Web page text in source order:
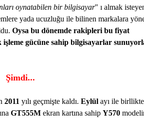
oynatabilen bir bilgisayar" ı almak
yada ucuzluğu ile bilinen markalara
Oysa bu dönemde rakipleri bu fiyat
gücüne sahip bilgisayarlar
Şimdi...
2011 yılı geçmişte kaldı. Eylül ayı ile birllikte
GT555M ekran kartına sahip Y570